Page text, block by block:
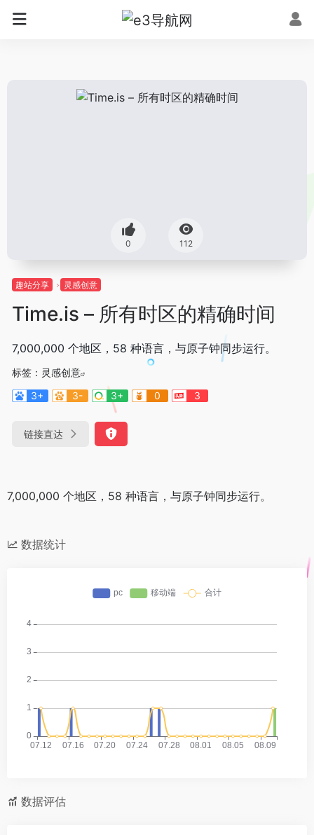
0 112
趣站分享 灵感创意
Time.is – 所有时区的精确时间
7,000,000 个地区，58 种语言，与原子钟同步运行。
标签： 灵感创意
3+
3- 3+ 0 3
链接直达
7,000,000 个地区，58 种语言，与原子钟同步运行。
数据统计
数据评估